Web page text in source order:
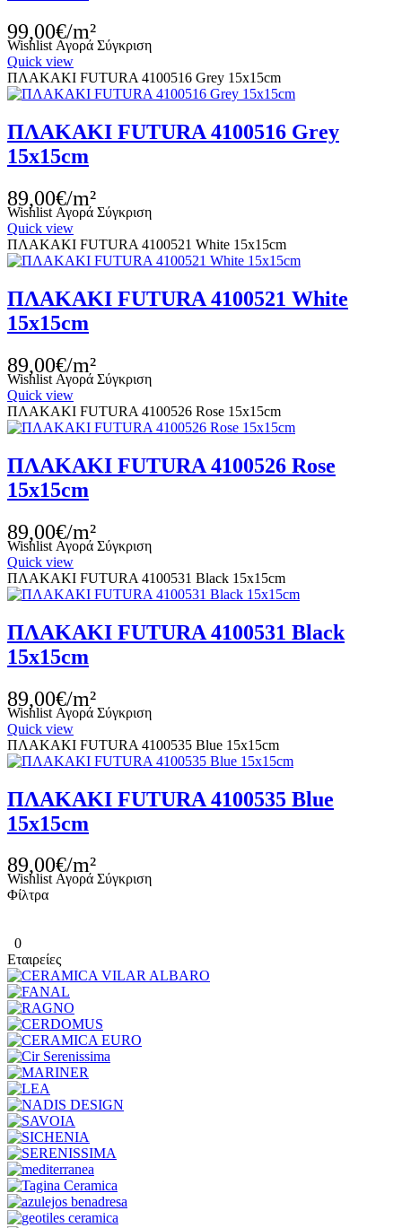
99,00€/m²
Wishlist Αγορά Σύγκριση
Quick view
ΠΛΑΚΑΚΙ FUTURA 4100516 Grey 15x15cm
ΠΛΑΚΑΚΙ FUTURA 4100516 Grey
15x15cm
89,00€/m²
Wishlist Αγορά Σύγκριση
Quick view
ΠΛΑΚΑΚΙ FUTURA 4100521 White 15x15cm
ΠΛΑΚΑΚΙ FUTURA 4100521 White
15x15cm
89,00€/m²
Wishlist Αγορά Σύγκριση
Quick view
ΠΛΑΚΑΚΙ FUTURA 4100526 Rose 15x15cm
ΠΛΑΚΑΚΙ FUTURA 4100526 Rose
15x15cm
89,00€/m²
Wishlist Αγορά Σύγκριση
Quick view
ΠΛΑΚΑΚΙ FUTURA 4100531 Black 15x15cm
ΠΛΑΚΑΚΙ FUTURA 4100531 Black
15x15cm
89,00€/m²
Wishlist Αγορά Σύγκριση
Quick view
ΠΛΑΚΑΚΙ FUTURA 4100535 Blue 15x15cm
ΠΛΑΚΑΚΙ FUTURA 4100535 Blue
15x15cm
89,00€/m²
Wishlist Αγορά Σύγκριση
Φίλτρα
0
Εταιρείες